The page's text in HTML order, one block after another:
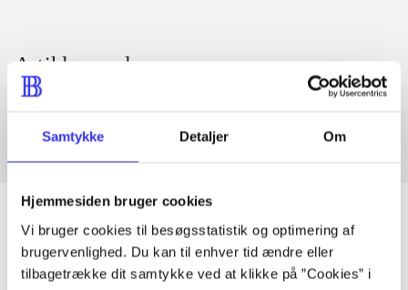
Samtykke Detaljer Om
Hjemmesiden bruger cookies
Vi bruger cookies til besøgsstatistik og optimering af
brugervenlighed. Du kan til enhver tid ændre eller
tilbagetrække dit samtykke ved at klikke på ”Cookies” i
Artikler med samme emner
Fra
Artikler